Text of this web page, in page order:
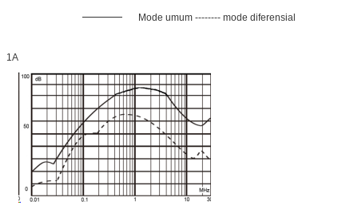
Mode umum -------- mode diferensial
1A